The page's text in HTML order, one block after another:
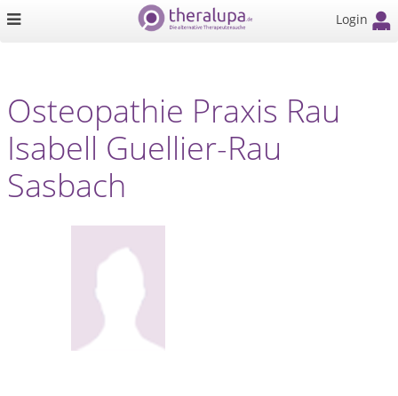
Login
Osteopathie Praxis Rau
Isabell Guellier-Rau
Sasbach